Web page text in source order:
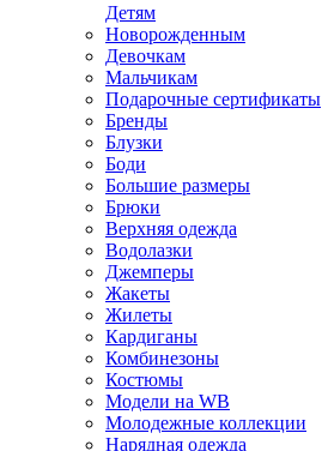
Детям
Новорожденным
Девочкам
Мальчикам
Подарочные сертификаты
Бренды
Блузки
Боди
Большие размеры
Брюки
Верхняя одежда
Водолазки
Джемперы
Жакеты
Жилеты
Кардиганы
Комбинезоны
Костюмы
Модели на WB
Молодежные коллекции
Нарядная одежда